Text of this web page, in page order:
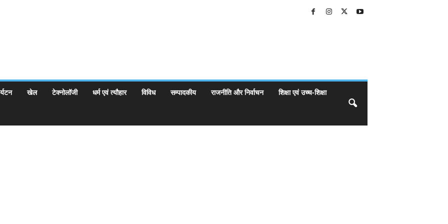
खेल टेक्नोलॉजी धर्म एवं त्यौहार विविध सम्पादकीय राजनीति और निर्वाचन शिक्षा एवं उच्च-शिक्षा